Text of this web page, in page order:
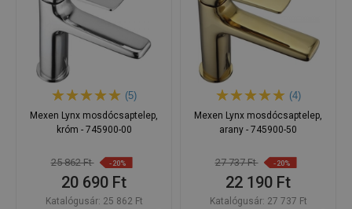
(5)
Mexen Lynx mosdócsaptelep,
króm - 745900-00
25 862 Ft -20%
20 690 Ft
Katalógusár: 25 862 Ft
(4)
Mexen Lynx mosdócsaptelep,
arany - 745900-50
27 737 Ft -20%
22 190 Ft
Katalógusár: 27 737 Ft